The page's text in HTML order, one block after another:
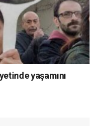
yaşamını